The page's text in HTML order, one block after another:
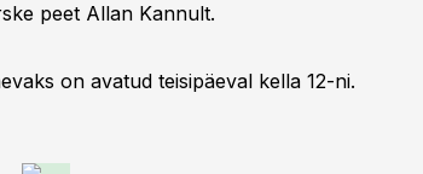
peet Allan Kannult.
on avatud teisipäeval kella 12-ni.